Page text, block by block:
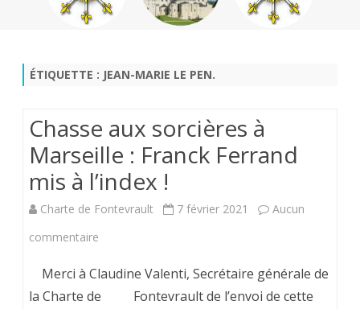
ÉTIQUETTE : JEAN-MARIE LE PEN.
Chasse aux sorcières à
Marseille : Franck Ferrand
mis à l’index !
Charte de Fontevrault 7 février 2021
Aucun
commentaire
aux
Merci à Claudine Valenti, Secrétaire générale de
la Charte de Fontevrault de l’envoi de cette